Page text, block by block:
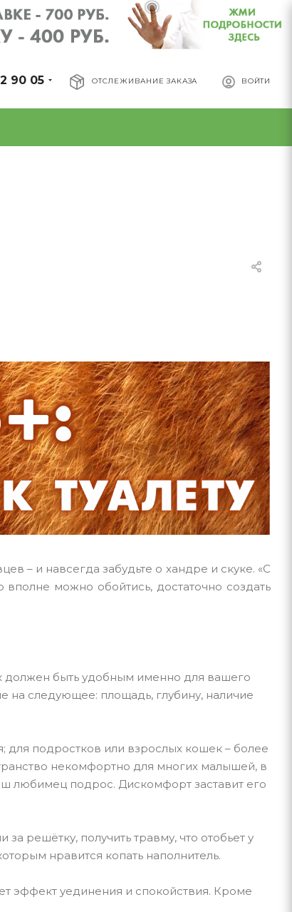
ОТСЛЕЖИВАНИЕ ЗАКАЗА ВОЙТИ
90 05
– и навсегда забудьте о хандре и скуке. «С
можно обойтись, достаточно создать
должен быть удобным именно для вашего
на следующее: площадь, глубину, наличие
для подростков или взрослых кошек – более
некомфортно для многих малышей, в
любимец подрос. Дискомфорт заставит его
решётку, получить травму, что отобьет у
нравится копать наполнитель.
эффект уединения и спокойствия. Кроме